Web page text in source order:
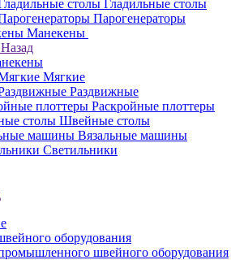
Гладильные столы
Парогенераторы
Манекены
Назад
Мягкие
Раздвижные
Раскройные плоттеры
Швейные столы
Вязальные машины
Светильники
оборудования
швейного оборудования